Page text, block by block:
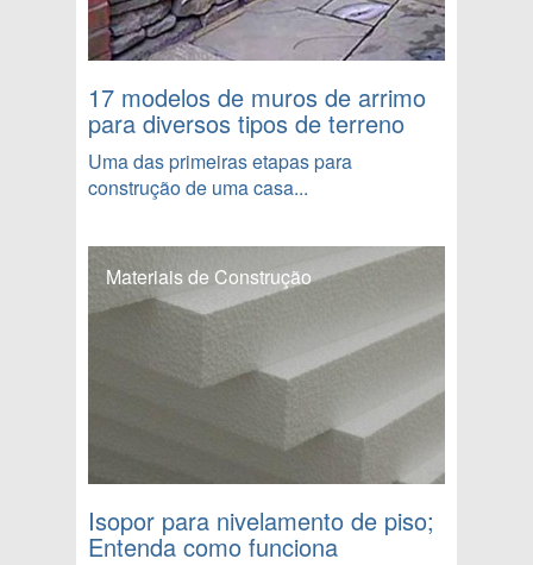
17 modelos de muros de arrimo
para diversos tipos de terreno
Uma das primeiras etapas para
construção de uma casa...
Materiais de Construção
Isopor para nivelamento de piso;
Entenda como funciona